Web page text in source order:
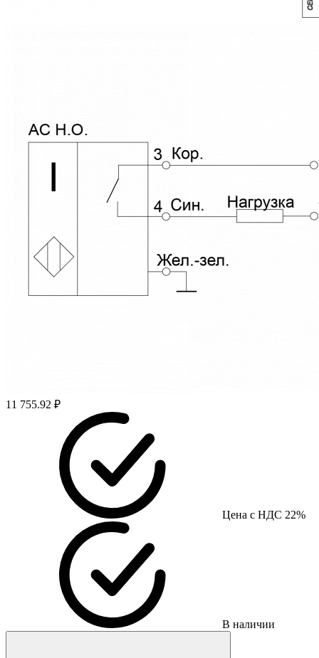
11 755.92 ₽
Цена с НДС 22%
В наличии